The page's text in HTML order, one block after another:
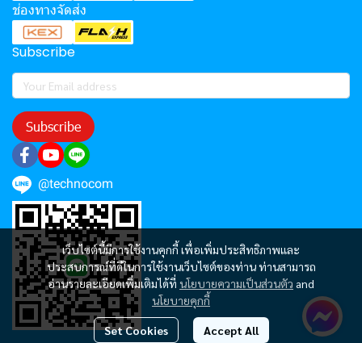
เว็บไซต์นี้มีการใช้งานคุกกี้ เพื่อเพิ่มประสิทธิภาพและ
ประสบการณ์ที่ดีในการใช้งานเว็บไซต์ของท่าน ท่านสามารถ
อ่านรายละเอียดเพิ่มเติมได้ที่ นโยบายความเป็นส่วนตัว and
นโยบายคุกกี้
Set Cookies Accept All
ช่องทางจัดส่ง
Subscribe
Subscribe
@technocom